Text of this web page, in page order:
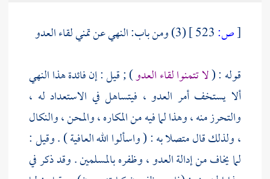
[ص:
(3) ومن باب: النهي عن تمني لقاء العدو
قوله : (لا تتمنوا لقاء العدو) ; قيل : إن فائدة هذا النهي
ألا يستخف أمر العدو ، فيتساهل في الاستعداد له ،
والتحرز منه ، وهذا لما فيه من المكاره ، والمحن ، والنكال
، ولذلك قال متصلا به : ( واسألوا الله العافية ) . وقيل :
لما يخاف من إدالة العدو ، وظفره بالمسلمين . وقد ذكر في